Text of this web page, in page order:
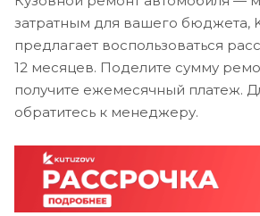
затратным для вашего бюджета,
предлагает воспользоваться
12 месяцев. Поделите сумму
получите ежемесячный платеж.
обратитесь к менеджеру.